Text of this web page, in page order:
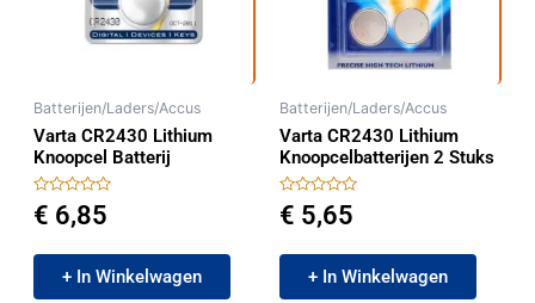
Batterijen/Laders/Accus
Varta CR2430 Lithium
Knoopcel Batterij
Gewaardeerd
0
€ 6,85
+ In Winkelwagen
Batterijen/Laders/Accus
Varta CR2430 Lithium
Knoopcelbatterijen 2 Stuks
Gewaardeerd
0
€ 5,65
+ In Winkelwagen